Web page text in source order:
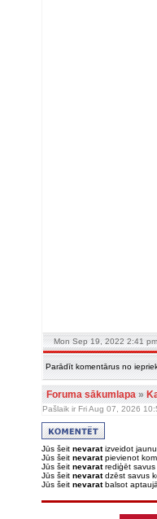
Mon Sep 19, 2022 2:41 pm
Parādīt komentārus no
Foruma sākumlapa»
Pašlaik ir Fri Aug 07, 2026
Jūs šeit nevaratizveidot
Jūs šeit nevaratpievienot
Jūs šeit nevaratrediģēt savus
Jūs šeit nevaratdzēst savus
Jūs šeit nevaratbalsot